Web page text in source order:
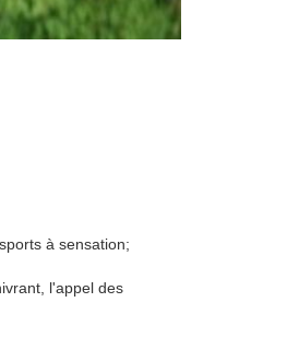
à sensation;
l'appel des